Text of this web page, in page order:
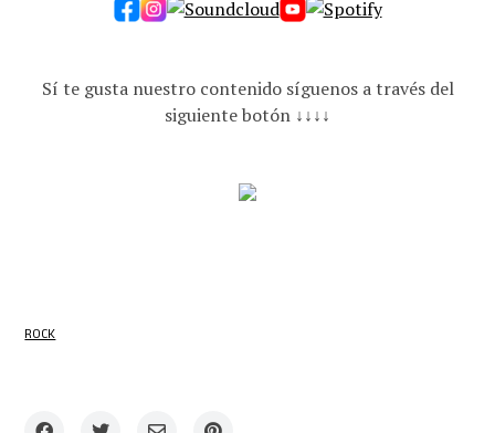
Sí te gusta nuestro contenido síguenos a través del
siguiente botón ↓↓↓↓
ROCK